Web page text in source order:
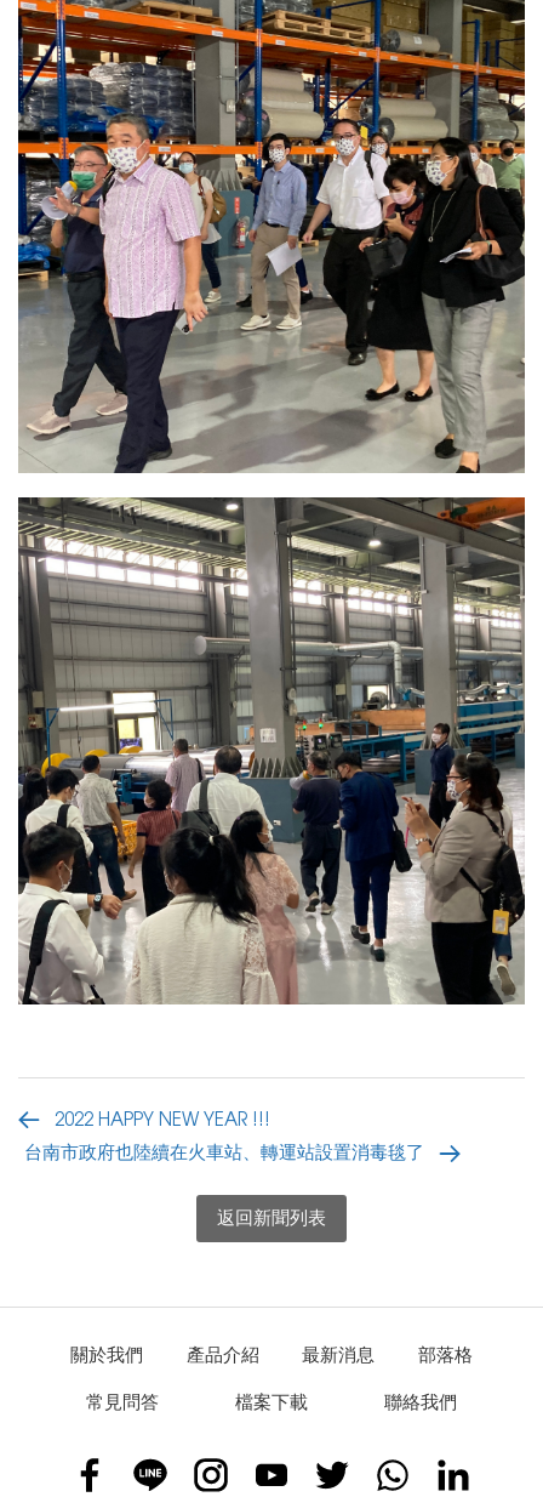
2022 HAPPY NEW YEAR !!!
台南市政府也陸續在火車站、轉運站設置消毒毯了
返回新聞列表
關於我們 產品介紹 最新消息 部落格
常見問答 檔案下載 聯絡我們